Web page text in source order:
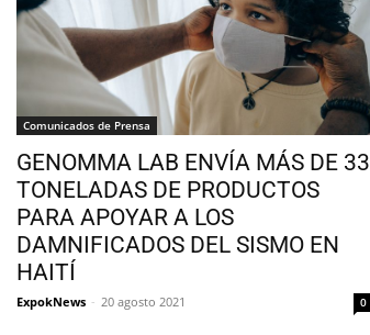
Comunicados de Prensa
GENOMMA LAB ENVÍA MÁS DE 33
TONELADAS DE PRODUCTOS
PARA APOYAR A LOS
DAMNIFICADOS DEL SISMO EN
HAITÍ
ExpokNews - 20 agosto 2021 0